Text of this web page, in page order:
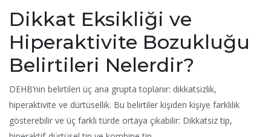
Dikkat Eksikliği ve
Hiperaktivite Bozukluğu
Belirtileri Nelerdir?
DEHB’nin belirtileri üç ana grupta toplanır: dikkatsizlik,
hiperaktivite ve dürtüsellik. Bu belirtiler kişiden kişiye farklılık
gösterebilir ve üç farklı türde ortaya çıkabilir: Dikkatsiz tip,